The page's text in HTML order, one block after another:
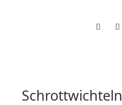
Schrottwichteln